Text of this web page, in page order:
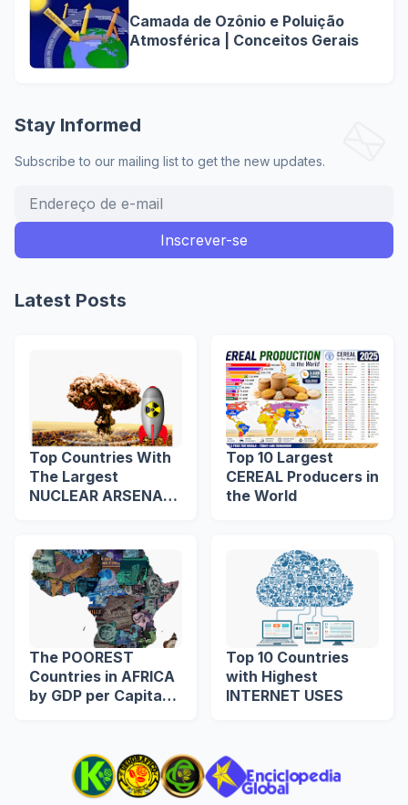
Camada de Ozônio e Poluição
Atmosférica | Conceitos Gerais
Stay Informed
Subscribe to our mailing list to get the new updates.
Latest Posts
Top Countries With
The Largest
NUCLEAR ARSENAL
Top 10 Largest
CEREAL Producers in
the World
The POOREST
Countries in AFRICA
by GDP per Capita
Top 10 Countries
with Highest
INTERNET USES